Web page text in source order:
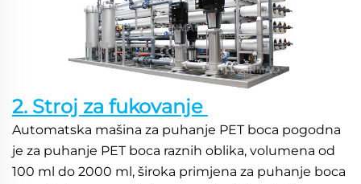
2. Stroj za fukovanje
Automatska mašina za puhanje PET boca pogodna
je za puhanje PET boca raznih oblika, volumena od
100 ml do 2000 ml, široka primjena za puhanje boca